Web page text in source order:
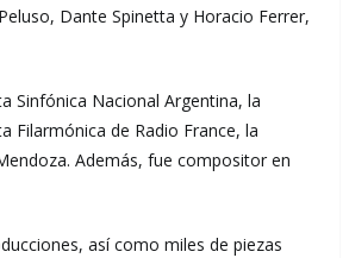
Dante Spinetta y Horacio Ferrer,
Sinfónica Nacional Argentina, la
Filarmónica de Radio France, la
Además, fue compositor en
así como miles de piezas